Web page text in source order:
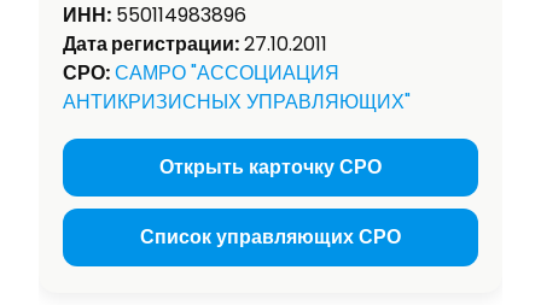
ИНН: 550114983896
Дата регистрации:27.10.2011
СРО:САМРО "АССОЦИАЦИЯ
АНТИКРИЗИСНЫХ УПРАВЛЯЮЩИХ"
Открыть карточку СРО
Список управляющих СРО